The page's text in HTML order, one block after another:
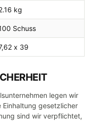
kg
Schuss
x 39
legen wir
gesetzlicher
sind wir verpflichtet,